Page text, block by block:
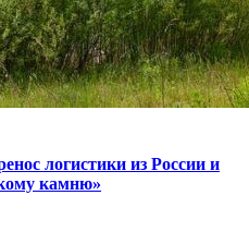
логистики из России и
камню»